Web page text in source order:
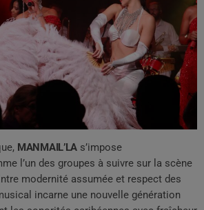
, MANMAIL’LA s’impose
l’un des groupes à suivre sur la scène
modernité assumée et respect des
incarne une nouvelle génération